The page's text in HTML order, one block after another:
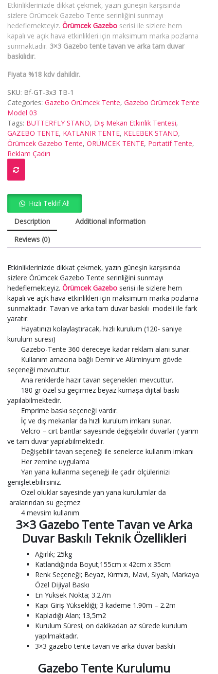
Etkinliklerinizde dikkat çekmek, yazın güneşin karşısında
sizlere Örümcek Gazebo Tente serinliğini sunmayı
hedeflemekteyiz. Örümcek Gazebo serisi ile sizlere hem
kapalı ve açık hava etkinlikleri için maksimum marka pozlama
sunmaktadır. 3×3 Gazebo tente tavan ve arka tam duvar
baskılıdır.
Fiyata %18 kdv dahildir.
SKU: Bf-GT-3x3 TB-1
Categories: Gazebo Örümcek Tente, Gazebo Örümcek Tente
Model 03
Tags: BUTTERFLY STAND, Dış Mekan Etkinlik Tentesi,
GAZEBO TENTE, KATLANIR TENTE, KELEBEK STAND,
Örümcek Gazebo Tente, ÖRÜMCEK TENTE, Portatif Tente,
Reklam Çadırı
Hızlı Teklif Al!
Description
Additional information
Reviews (0)
Etkinliklerinizde dikkat çekmek, yazın güneşin karşısında
sizlere Örümcek Gazebo Tente serinliğini sunmayı
hedeflemekteyiz. Örümcek Gazebo serisi ile sizlere hem
kapalı ve açık hava etkinlikleri için maksimum marka pozlama
sunmaktadır. Tavan ve arka tam duvar baskılı modeli ile fark
yaratır.
Hayatınızı kolaylaştıracak, hızlı kurulum (120- saniye
kurulum süresi)
Gazebo-Tente 360 dereceye kadar reklam alanı sunar.
Kullanım amacına bağlı Demir ve Alüminyum gövde
seçeneği mevcuttur.
Ana renklerde hazır tavan seçenekleri mevcuttur.
180 gr özel su geçirmez beyaz kumaşa dijital baskı
yapılabilmektedir.
Emprime baskı seçeneği vardır.
İç ve dış mekanlar da hızlı kurulum imkanı sunar.
Velcro – cırt bantlar sayesinde değişebilir duvarlar ( yarım
ve tam duvar yapılabilmektedir.
Değişebilir tavan seçeneği ile senelerce kullanım imkanı
Her zemine uygulama
Yan yana kullanma seçeneği ile çadır ölçülerinizi
genişletebilirsiniz.
Özel oluklar sayesinde yan yana kurulumlar da
aralarından su geçmez
4 mevsim kullanım
3×3 Gazebo Tente Tavan ve Arka
Duvar Baskılı Teknik Özellikleri
Ağırlık; 25kg
Katlandığında Boyut;155cm x 42cm x 35cm
Renk Seçeneği; Beyaz, Kırmızı, Mavi, Siyah, Markaya
Özel Dijiyal Baskı
En Yüksek Nokta; 3.27m
Kapı Giriş Yüksekliği; 3 kademe 1.90m – 2.2m
Kapladığı Alan; 13,5m2
Kurulum Süresi; on dakikadan az sürede kurulum
yapılmaktadır.
3×3 gazebo tente tavan ve arka duvar baskılı
Gazebo Tente Kurulumu